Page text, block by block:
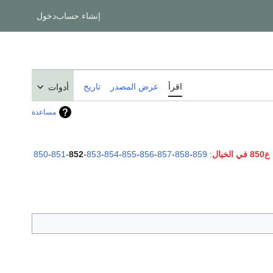
إنشاء حسابدخول
اقرأ عرض المصدر تاريخ أدوات
مساعدة
ع850 في الخيال :
850-851-852-853-854-855-856-857-858-859